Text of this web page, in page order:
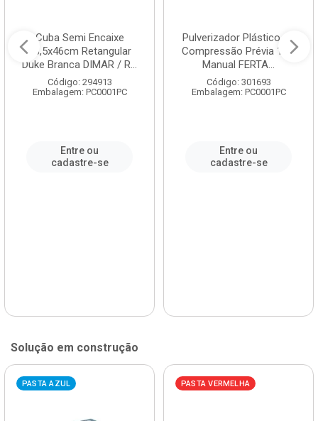
Cuba Semi Encaixe
58,5x46cm Retangular
Duke Branca DIMAR / R...
Código: 294913
Embalagem: PC0001PC
Entre ou
cadastre-se
Pulverizador Plástico de
Compressão Prévia 1,5L
Manual FERTA...
Código: 301693
Embalagem: PC0001PC
Entre ou
cadastre-se
Solução em construção
PASTA AZUL PASTA VERMELHA